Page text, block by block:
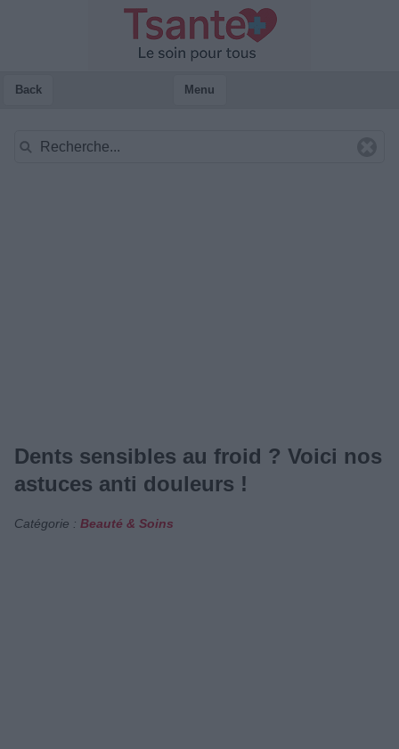
Back Menu
Dents sensibles au froid ? Voici nos
astuces anti douleurs !
Catégorie : Beauté & Soins